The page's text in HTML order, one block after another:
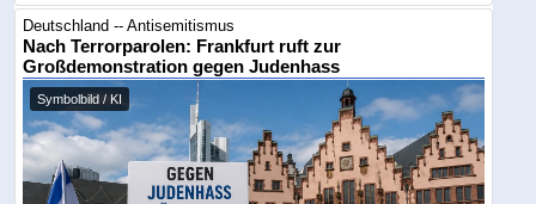
Deutschland -- Antisemitismus
Nach Terrorparolen: Frankfurt ruft zur
Großdemonstration gegen Judenhass
Symbolbild / KI